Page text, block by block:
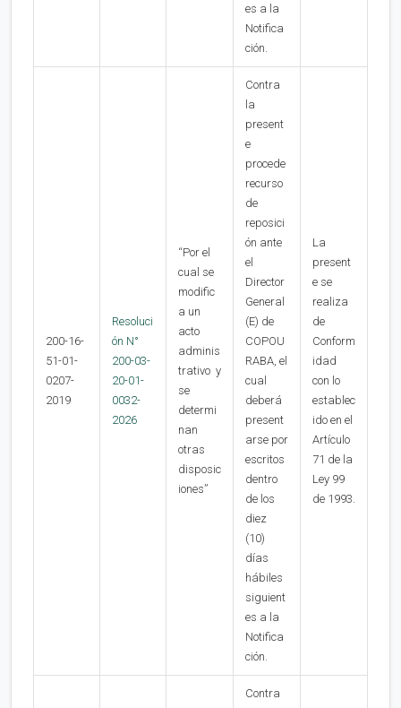
es a la
Notifica
ción.
200-16-
51-01-
0207-
2019
Resoluci
ón N°
200-03-
20-01-
0032-
2026
“Por el
cual se
modific
a un
acto
adminis
trativo y
se
determi
nan
otras
disposic
iones”
Contra
la
present
e
procede
recurso
de
reposici
ón ante
el
Director
General
(E) de
COPOU
RABA, el
cual
deberá
present
arse por
escritos
dentro
de los
diez
(10)
días
hábiles
siguient
es a la
Notifica
ción.
La
present
e se
realiza
de
Conform
idad
con lo
establec
ido en el
Artículo
71 de la
Ley 99
de 1993.
Contra